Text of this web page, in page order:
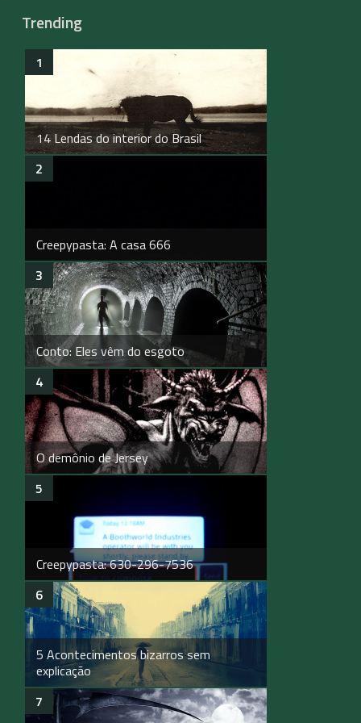
Trending
14 Lendas do interior do Brasil
Creepypasta: A casa 666
Conto: Eles vêm do esgoto
O demônio de Jersey
Creepypasta: 630-296-7536
5 Acontecimentos bizarros sem
explicação